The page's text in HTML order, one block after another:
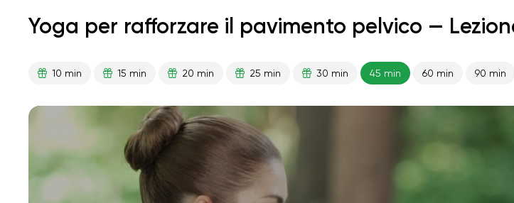
Yoga per rafforzare il pavimento pelvico —
10 min 15 min 20 min 25 min 30 min 45 min 60 min 90 min